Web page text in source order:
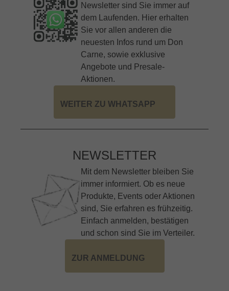
Newsletter sind Sie immer auf
dem Laufenden. Hier erhalten
Sie vor allen anderen die
neuesten Infos rund um Don
Carne, sowie exklusive
Angebote und Presale-
Aktionen.
WEITER ZU WHATSAPP
NEWSLETTER
Mit dem Newsletter bleiben Sie
immer informiert. Ob es neue
Produkte, Events oder Aktionen
sind, Sie erfahren es frühzeitig.
Einfach anmelden, bestätigen
und schon sind Sie im Verteiler.
ZUR ANMELDUNG